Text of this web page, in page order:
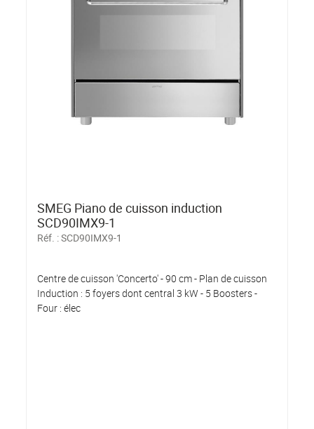
SMEG Piano de cuisson induction
SCD90IMX9-1
Réf. :SCD90IMX9-1
Centre de cuisson 'Concerto' - 90 cm - Plan de cuisson
Induction : 5 foyers dont central 3 kW - 5 Boosters -
Four : élec